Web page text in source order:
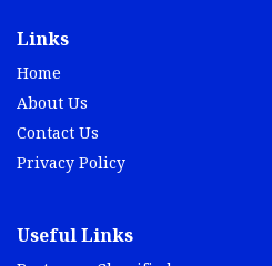
Links
Home
About Us
Contact Us
Privacy Policy
Useful Links